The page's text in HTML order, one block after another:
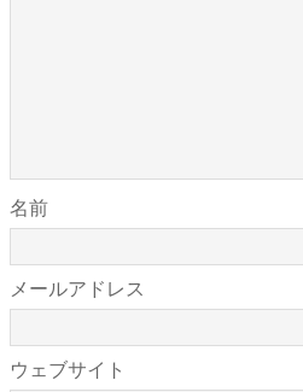
名前
メールアドレス
ウェブサイト